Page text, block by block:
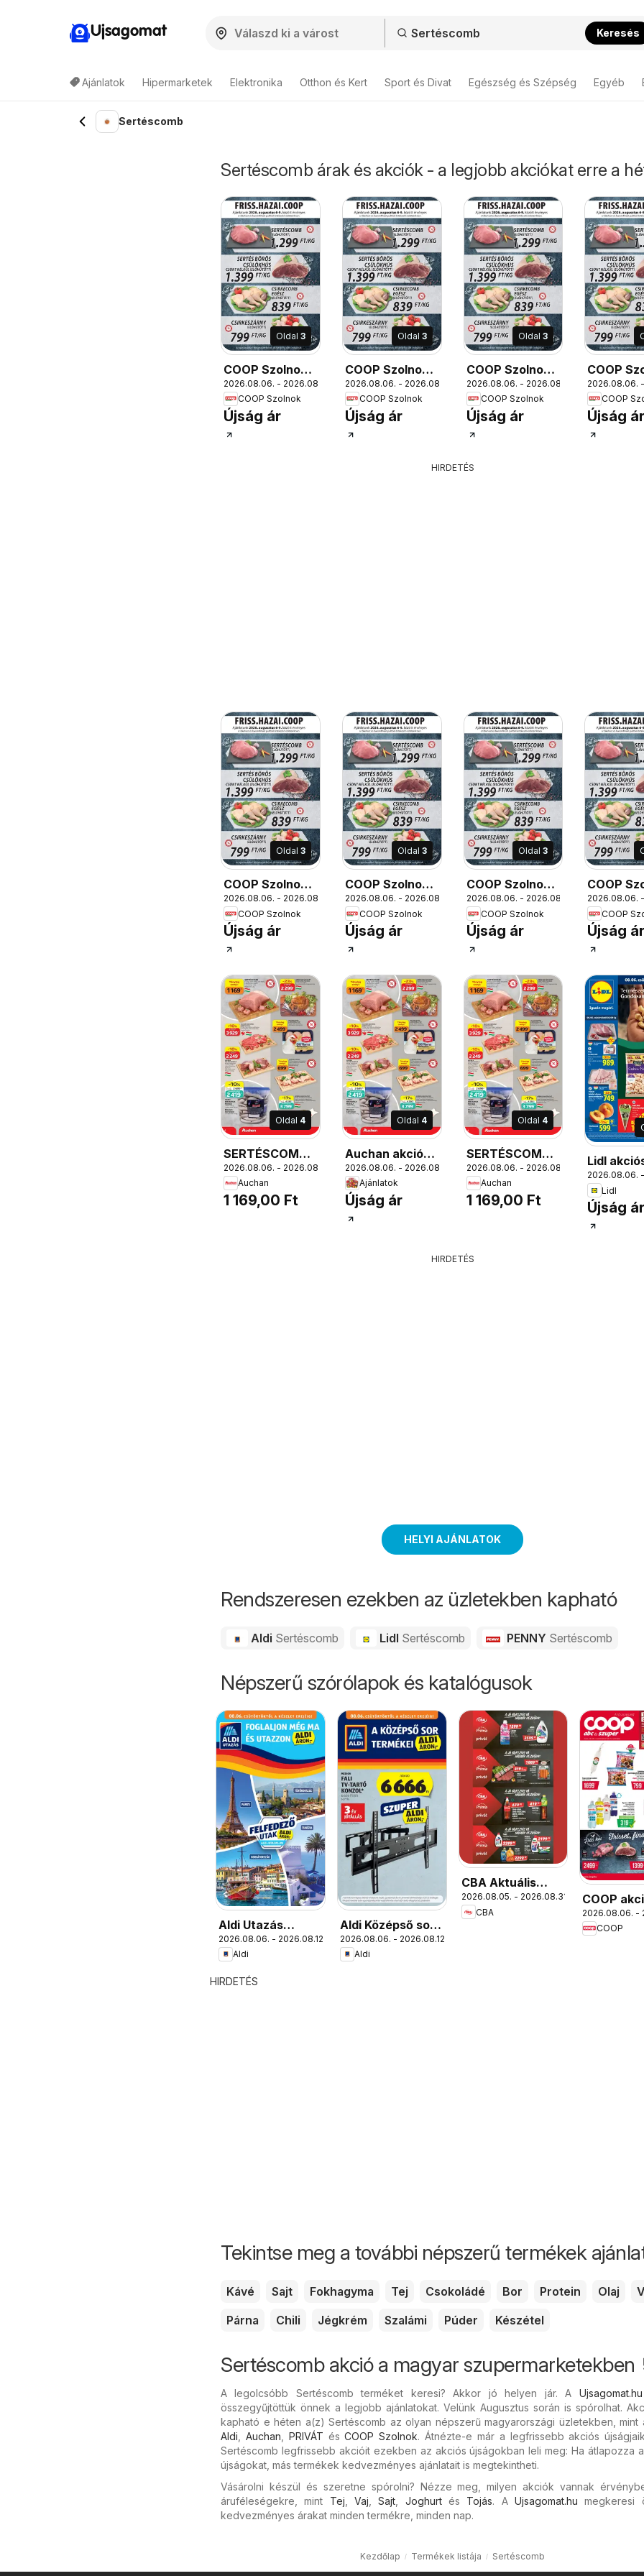
Ujsagomat Keresés
Ajánlatok Hipermarketek Elektronika Otthon és Kert Sport és Divat Egészség és Szépség Egyéb
Sertéscomb
Sertéscomb árak és akciók - a legjobb akciókat erre a
Oldal 3
COOP Szolnok
akciós újság
Szolnok
2026.08.06. - 2026.08.12.
COOP Szolnok
Újság ár
Oldal 3
COOP Szolnok
akciós újság
Debrecen
2026.08.06. - 2026.08.12.
COOP Szolnok
Újság ár
Oldal3
COOP Szolnok
akciós újság
Békésszentandrás
2026.08.06. - 2026.08.12.
COOP Szolnok
Újság ár
COOP
akciós
2026.08.06. -
COOP
Újság ár
HIRDETÉS
Oldal 3
COOP Szolnok
akciós újság
Monorierdő
2026.08.06. - 2026.08.12.
COOP Szolnok
Újság ár
Oldal 3
COOP Szolnok
akciós újság
Nagyszentjános
2026.08.06. - 2026.08.12.
COOP Szolnok
Újság ár
Oldal3
COOP Szolnok
akciós újság
Szákszend
2026.08.06. - 2026.08.12.
COOP Szolnok
Újság ár
COOP
akciós
2026.08.06. -
COOP
Újság ár
Oldal 4
SERTÉSCOMB,
Ft/kg, csont
nélkül, darabolt,
vákuumcsomagolt,
2026.08.06. - 2026.08.12.
Auchan
1 169,00 Ft
Oldal 4
Auchan akciós
újság Szolnok
2026.08.06. - 2026.08.12.
Ajánlatok
Újság ár
Oldal 4
SERTÉSCOMB,
Ft/kg, csont
nélkül, darabolt,
vákuumcsomagolt
2026.08.06. - 2026.08.12.
Auchan
1 169,00 Ft
Lidl
2026.08.06. -
Lidl
Újság ár
HIRDETÉS
HELYI AJÁNLATOK
Rendszeresen ezekben az üzletekben kapható
Aldi Sertéscomb Lidl Sertéscomb PENNY Sertéscomb
Népszerű szórólapok és katalógusok
Aldi Utazás
katalógus
2026.08.06. - 2026.08.12.
Aldi
Aldi Középső sor
termékei
2026.08.06. - 2026.08.12.
Aldi
CBA Aktuális
óriásplakátok
2026.08.05. - 2026.08.31.
CBA
COOP
újság
2026.08.06. -
COOP
HIRDETÉS
Tekintse meg a további népszerű termékek
Kávé Sajt Fokhagyma Tej Csokoládé Bor Protein Olaj
Párna
Chili Jégkrém Szalámi Púder Készétel
Sertéscomb akció a magyar szupermarketekben
A legolcsóbb Sertéscomb terméket keresi? Akkor jó helyen jár. A Ujsagomat.hu
összegyűjtöttük önnek a legjobb ajánlatokat. Velünk Augusztus során is spórolhat.
kapható e héten a(z) Sertéscomb az olyan népszerű magyarországi üzletekben, mint
Aldi
Auchan PRIVÁT ésCOOP Szolnok. Átnézte-e már a legfrissebb akciós
Sertéscomb legfrissebb akcióit ezekben az akciós újságokban leli meg: Ha átlapozza
újságokat, más termékek kedvezményes ajánlatait is megtekintheti.
Vásárolni készül és szeretne spórolni? Nézze meg, milyen akciók vannak
áruféleségekre, mint Tej ,Vaj ,Sajt Joghurtés Tojás. AUjsagomat.hu megkeresi
kedvezményes árakat minden termékre, minden nap.
Kezdőlap Termékek listája Sertéscomb